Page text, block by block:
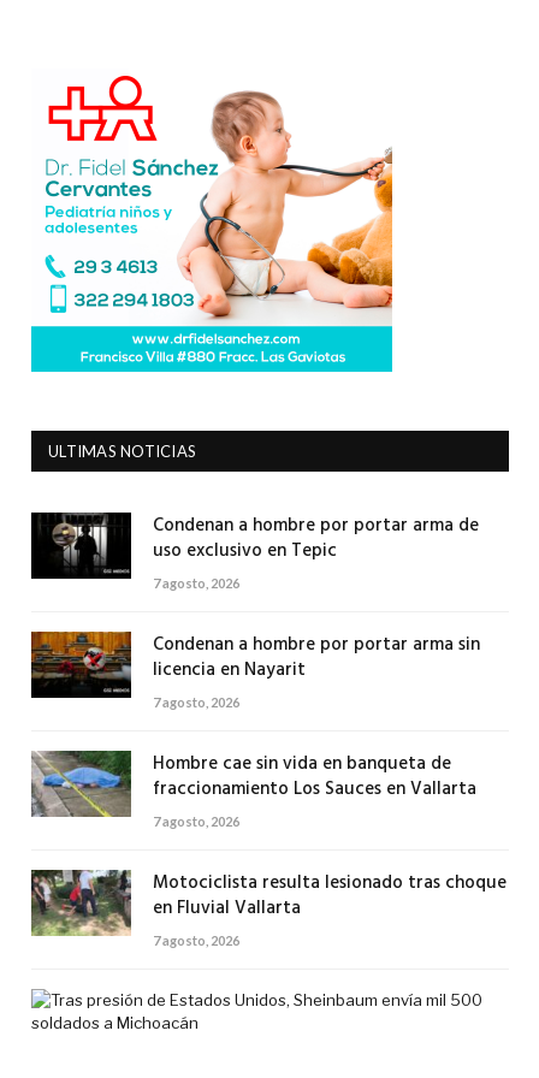
ULTIMAS NOTICIAS
Condenan a hombre por portar arma de
uso exclusivo en Tepic
7 agosto, 2026
Condenan a hombre por portar arma sin
licencia en Nayarit
7 agosto, 2026
Hombre cae sin vida en banqueta de
fraccionamiento Los Sauces en Vallarta
7 agosto, 2026
Motociclista resulta lesionado tras choque
en Fluvial Vallarta
7 agosto, 2026